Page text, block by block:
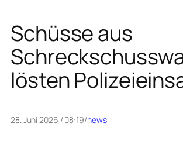
Schüsse aus
lösten
28. Juni 2026 / 08:19/news